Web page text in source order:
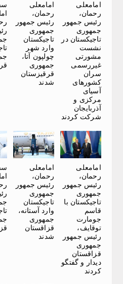
امامعلی
رحمان،
رئیس جمهور
جمهوری
تاجیکستان در
نشست
مشورتی
غیررسمی
سران
کشورهای
آسیای
مرکزی و
آذربایجان
شرکت کردند
امامعلی
رحمان،
رئیس جمهور
جمهوری
تاجیکستان
وارد شهر
چولپون آتا،
جمهوری
قرقیزستان
شدند
امامعلی
رحمان،
رئیس جمهور
جمهوری
تاجیکستان با
قاسم
جومارت
توقایف،
رئیس جمهور
جمهوری
قزاقستان
دیدار و گفتگو
کردند
امامعلی
رحمان،
رئیس جمهور
جمهوری
تاجیکستان
وارد آستانه،
جمهوری
قزاقستان
شدند